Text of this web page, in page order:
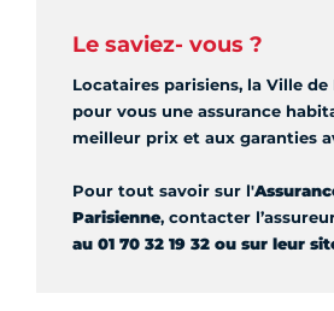
Le saviez- vous ?
Locataires parisiens, la Ville
pour vous une assurance
meilleur prix et aux garanties
Pour tout savoir sur l'
Parisienne, contacter
au 01 70 32 19 32 ou sur leur